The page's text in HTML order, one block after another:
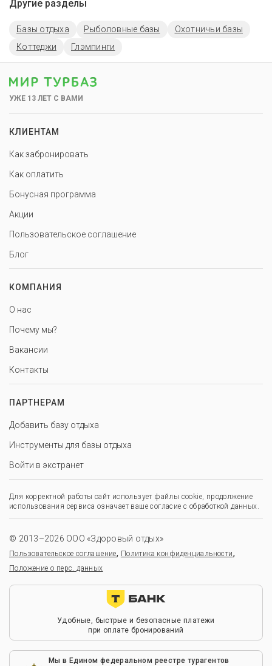
Другие разделы
Базы отдыха Рыболовные базы
Охотничьи базы
Коттеджи
Глэмпинги
УЖЕ 13 ЛЕТ С ВАМИ
КЛИЕНТАМ
Как забронировать
Как оплатить
Бонусная программа
Акции
Пользовательское соглашение
Блог
КОМПАНИЯ
О нас
Почему мы?
Вакансии
Контакты
ПАРТНЕРАМ
Добавить базу отдыха
Инструменты для базы отдыха
Войти в экстранет
Для корректной работы сайт использует файлы cookie, продолжение
использования сервиса означает ваше согласие с обработкой данных.
© 2013–2026 ООО «Здоровый отдых»
Пользовательское соглашение, Политика конфиденциальности,
Положение о перс. данных
Удобные, быстрые и безопасные платежи
при оплате бронирований
Мы в Едином федеральном реестре турагентов